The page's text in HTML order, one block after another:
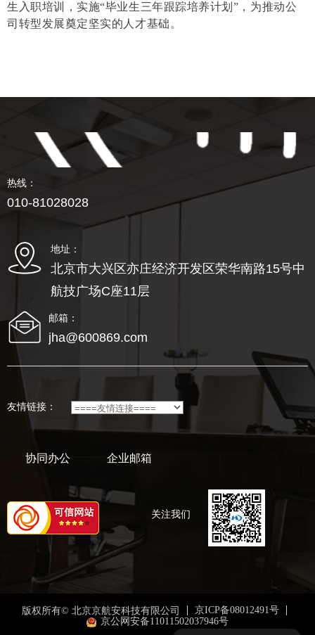
生入职培训，实施“毕业生三年跟踪培养计划”，为推动公
司转型发展奠定坚实的人才基础。
热线：
010-81028028
地址：
北京市大兴区亦庄经济开发区荣华南路15号中
航技广场C座11层
邮箱：
jha@600869.com
友情链接：
协同办公 企业邮箱
关注我们
版权所有© 北京京航安科技有限公司
京ICP备08012491号
京公网安备11011502037946号